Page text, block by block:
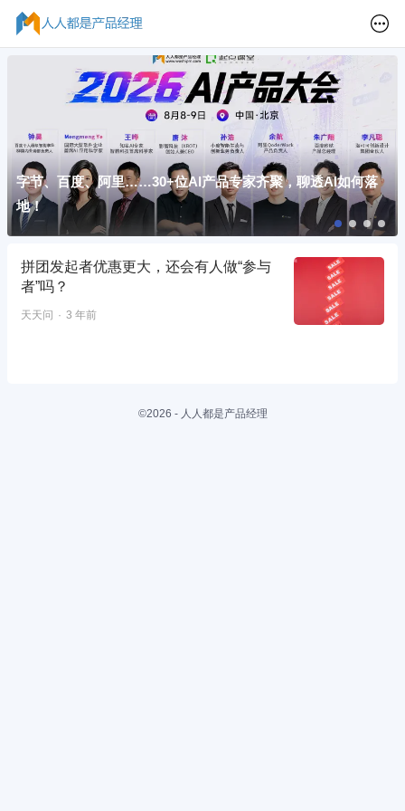
字节、百度、阿里……30+位AI产品专家齐聚，聊透AI如何落
地！
拼团发起者优惠更大，还会有人做“参与
者”吗？
天天问 3 年前
©2026 - 人人都是产品经理